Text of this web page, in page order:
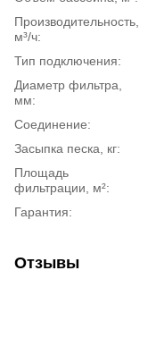
Производительность,
м³/ч:
Тип подключения:
Диаметр фильтра,
мм:
Соединение:
Засыпка песка, кг:
Площадь
фильтрации, м²:
Гарантия:
Отзывы